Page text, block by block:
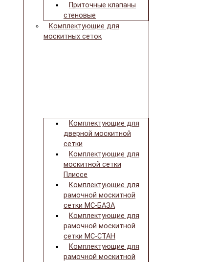
Приточные клапаны
стеновые
Комплектующие для
москитных сеток
Комплектующие для
дверной москитной
сетки
Комплектующие для
москитной сетки
Плиссе
Комплектующие для
рамочной москитной
сетки МС-БАЗА
Комплектующие для
рамочной москитной
сетки МС-СТАН
Комплектующие для
рамочной москитной